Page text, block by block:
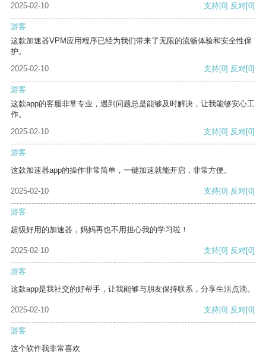
2025-02-10 支持[0] 反对[0]
游客
这款加速器VPM应用程序已经为我们带来了无限的流畅体验和安全性保
护。
2025-02-10
支持[0] 反对[0]
游客
这款app的客服非常专业，遇到问题总是能够及时解决，让我能够安心工
作。
2025-02-10
支持[0] 反对[0]
游客
这款加速器app的操作非常简单，一键加速就能开启，非常方便。
2025-02-10 支持[0] 反对[0]
游客
超级好用的加速器，妈妈再也不用担心我的学习啦！
2025-02-10 支持[0] 反对[0]
游客
这款app是我社交的好帮手，让我能够与朋友保持联系，分享生活点滴。
2025-02-10 支持[0] 反对[0]
游客
这个软件我非常喜欢